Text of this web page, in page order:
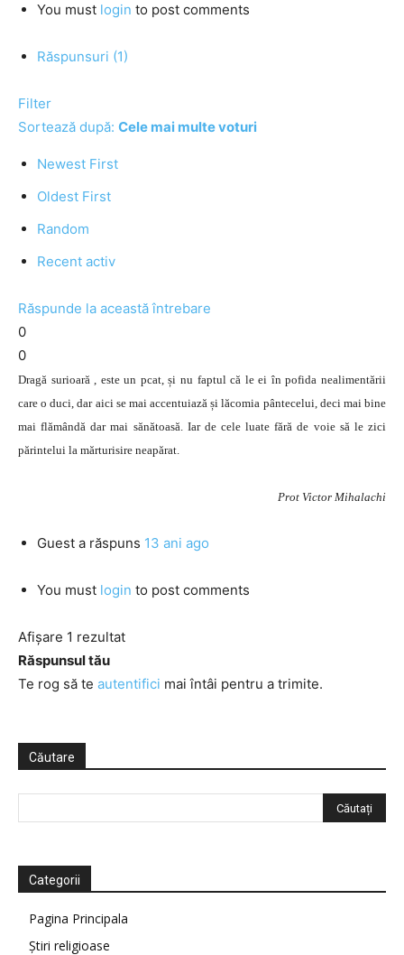
You must login to post comments
Răspunsuri (1)
Filter
Sortează după: Cele mai multe voturi
Newest First
Oldest First
Random
Recent activ
Răspunde la această întrebare
0
0
Dragă surioară , este un pcat, și nu faptul că le ei în pofida nealimentării
care o duci, dar aici se mai accentuiază și lăcomia pântecelui, deci mai bine
mai flămândă dar mai sănătoasă. Iar de cele luate fără de voie să le zici
părintelui la mărturisire neapărat.
Prot Victor Mihalachi
Guest a răspuns 13 ani ago
You must login to post comments
Afișare 1 rezultat
Răspunsul tău
Te rog să te autentifici mai întâi pentru a trimite.
Căutare
Categorii
Pagina Principala
Știri religioase